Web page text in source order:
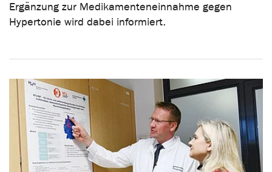
Ergänzung zur Medikamenteneinnahme gegen
Hypertonie wird dabei informiert.